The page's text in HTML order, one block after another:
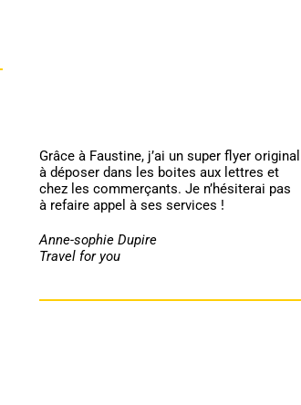
Grâce à Faustine, j’ai un super flyer original
à déposer dans les boites aux lettres et
chez les commerçants. Je n’hésiterai pas
à refaire appel à ses services !
Anne-sophie Dupire
Travel for you